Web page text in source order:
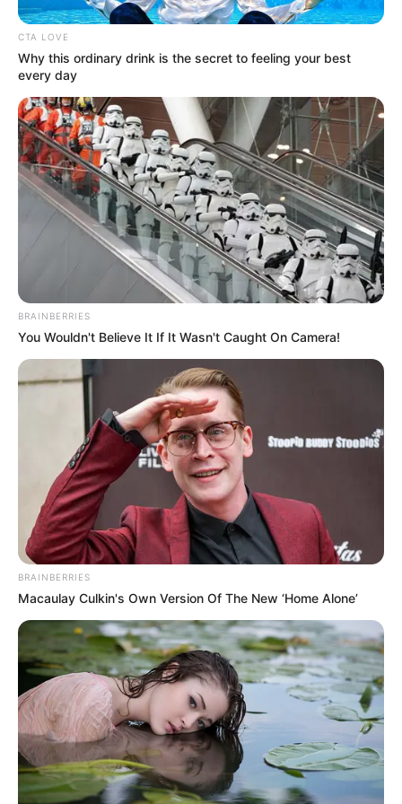
Ισλαμιστική τρομοκρατική επίθεση στη
Ρωσία που βρωμάει “Δύση”
Ισλαμιστική τρομοκρατική επίθεση στη Ρωσία που βρωμάει
“Δύση”… Δεκάδες οι νεκροί από την επίθεση του Ισλαμικού
Κράτους στην Ρωσία – νεκρός ορθόδοξος ιερέας
Αναγνωρίστηκαν οι...
ΑΠΟΨΕΙΣ
«Συναγερμός» στην Δύση! Τι είναι το
Hudna και πώς μπορεί να απειλήσει την
ζωή όπως την ξέραμε.
CTA LOVE
Why this ordinary drink is the secret to feeling your best
every day
BRAINBERRIES
You Wouldn't Believe It If It Wasn't Caught On Camera!
BRAINBERRIES
Macaulay Culkin's Own Version Of The New ‘Home Alone’